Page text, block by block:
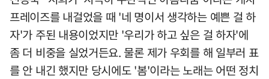
프레이즈를 내걸었을 때 '네 명이서 생각하는 예쁜 걸 하
자'가 주된 내용이었지만 '우리가 하고 싶은 걸 하자'에
좀 더 비중을 실었거든요. 물론 제가 우회를 해 일부러 표
를 안 내긴 했지만 당시에도 '봄'이라는 노래는 어떤 정치